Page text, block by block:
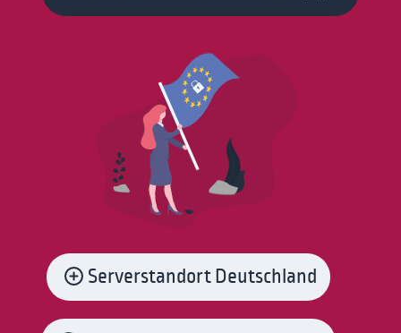
Serverstandort Deutschland